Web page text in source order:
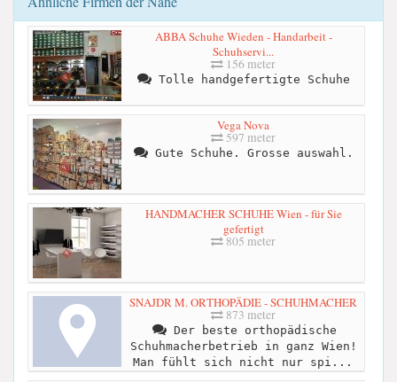
ABBA Schuhe Wieden - Handarbeit -
Schuhservi...
156 meter
Tolle handgefertigte Schuhe
Vega Nova
597 meter
Gute Schuhe. Grosse auswahl.
HANDMACHER SCHUHE Wien - für Sie
gefertigt
805 meter
SNAJDR M. ORTHOPÄDIE - SCHUHMACHER
873 meter
Der beste orthopädische
Schuhmacherbetrieb in ganz Wien!
Man fühlt sich nicht nur spi...